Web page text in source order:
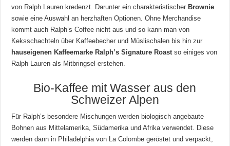
von Ralph Lauren kredenzt. Darunter ein charakteristischer Brownie
sowie eine Auswahl an herzhaften Optionen. Ohne Merchandise
kommt auch Ralph’s Coffee nicht aus und so kann man von
Keksschachteln über Kaffeebecher und Müslischalen bis hin zur
hauseigenen Kaffeemarke Ralph’s Signature Roastso einiges von
Ralph Lauren als Mitbringsel erstehen.
Bio-Kaffee mit Wasser aus den
Schweizer Alpen
Für Ralph’s besondere Mischungen werden biologisch angebaute
Bohnen aus Mittelamerika, Südamerika und Afrika verwendet. Diese
werden dann in Philadelphia von La Colombe geröstet und verpackt,